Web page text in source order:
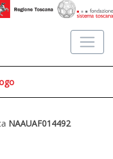
NAAUAF014492